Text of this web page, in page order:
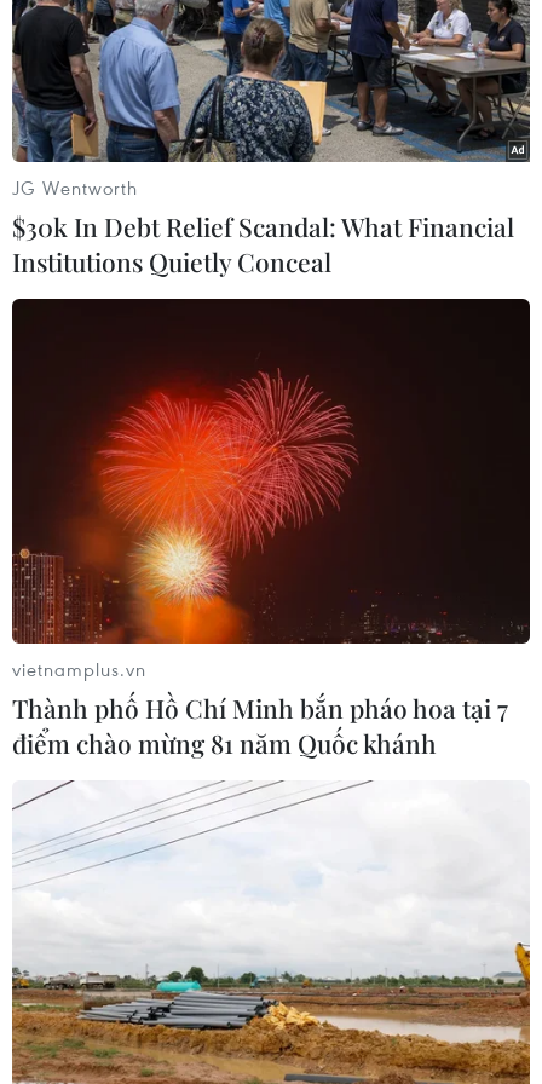
hoãn Brexit đến ngày 30/6
05/04/2019 08:57
Thủ tướng Anh Theresa May gửi thư cho Chủ tịch Hội
đồng châu Âu (EC) Donald Tusk đề nghị hoãn Brexit đến
ngày 30/6 để cho phép các nghị sỹ Anh đang bị chia
rẽ nhất trí được một thỏa thuận Brexit.
Brexit: Thủ tướng Anh không đặt hạn chót
trong đàm phán với Công đảng
JG Wentworth
$30k In Debt Relief Scandal: What Financial
Institutions Quietly Conceal
vietnamplus.vn
Thành phố Hồ Chí Minh bắn pháo hoa tại 7
điểm chào mừng 81 năm Quốc khánh